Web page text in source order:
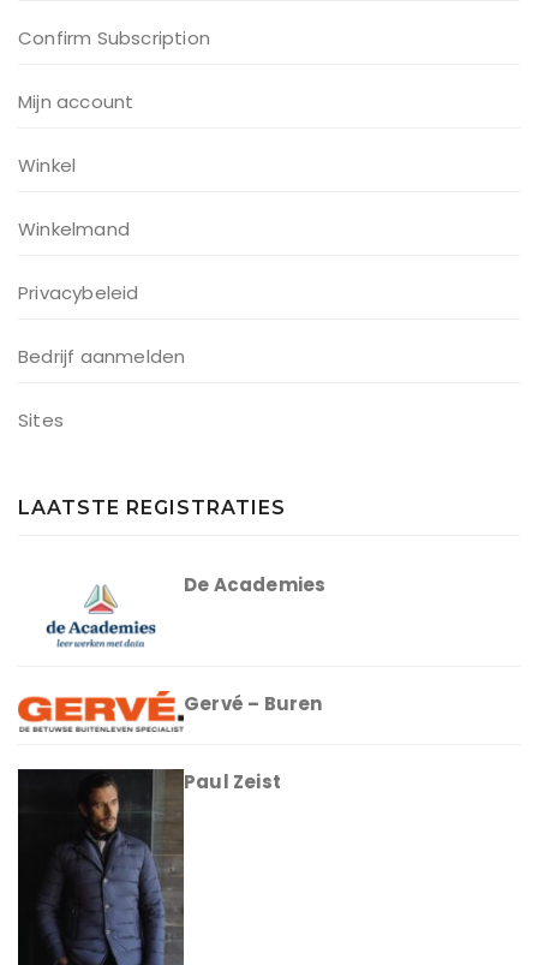
Confirm Subscription
Mijn account
Winkel
Winkelmand
Privacybeleid
Bedrijf aanmelden
Sites
LAATSTE REGISTRATIES
De Academies
Gervé – Buren
Paul Zeist